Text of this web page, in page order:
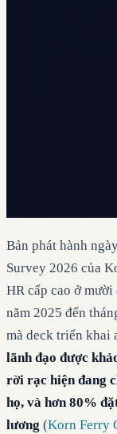
Bản phát hành
Survey 2026 của
HR cấp cao ở
năm 2025 đến
mà deck triển khai
lãnh đạo được
rời rạc hiện đang
họ, và hơn 80%
lương (Korn Ferry